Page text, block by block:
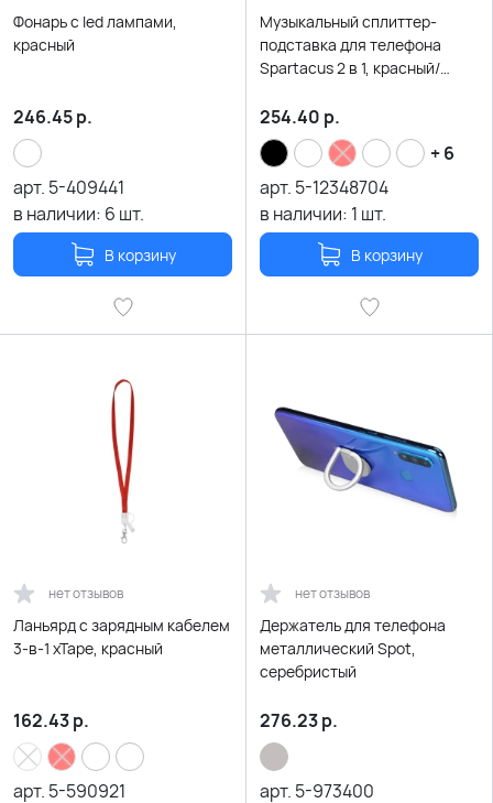
Фонарь с led лампами,
красный
246.45р.
арт. 5-409441
в наличии: 6 шт.
В корзину
Музыкальный сплиттер-
подставка для телефона
Spartacus 2 в 1, красный/
254.40 р.
+ 6
арт. 5-12348704
в наличии: 1 шт.
В корзину
нет отзывов
Ланьярд с зарядным кабелем
3-в-1 xTape, красный
162.43р.
арт. 5-590921
нет отзывов
Держатель для телефона
металлический Spot,
серебристый
276.23р.
арт. 5-973400